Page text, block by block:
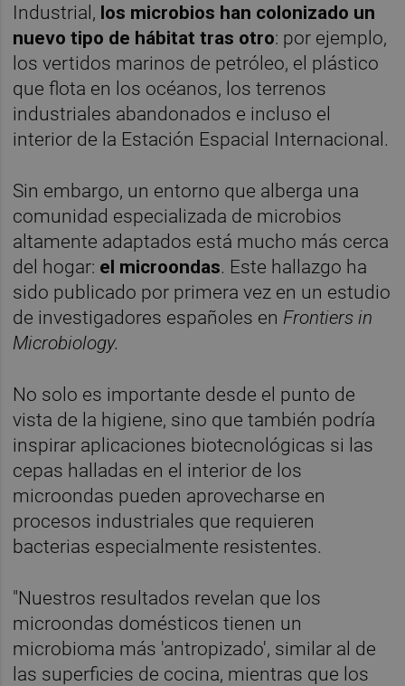
Industrial, los microbios han colonizado un
nuevo tipo de hábitat tras otro: por ejemplo,
los vertidos marinos de petróleo, el plástico
que flota en los océanos, los terrenos
industriales abandonados e incluso el
interior de la Estación Espacial Internacional.
Sin embargo, un entorno que alberga una
comunidad especializada de microbios
altamente adaptados está mucho más cerca
del hogar: el microondas. Este hallazgo ha
sido publicado por primera vez en un estudio
de investigadores españoles en Frontiers in
Microbiology.
No solo es importante desde el punto de
vista de la higiene, sino que también podría
inspirar aplicaciones biotecnológicas si las
cepas halladas en el interior de los
microondas pueden aprovecharse en
procesos industriales que requieren
bacterias especialmente resistentes.
"Nuestros resultados revelan que los
microondas domésticos tienen un
microbioma más 'antropizado', similar al de
las superficies de cocina, mientras que los